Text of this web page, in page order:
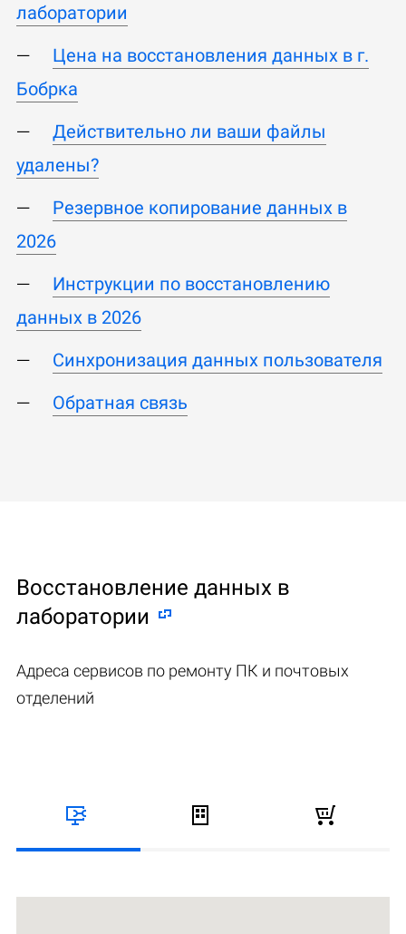
лаборатории
Цена на восстановления данных в г.
Бобрка
Действительно ли ваши файлы
удалены?
Резервное копирование данных в
2026
Инструкции по восстановлению
данных в 2026
Синхронизация данных пользователя
Обратная связь
Восстановление данных в
лаборатории
Адреса сервисов по ремонту ПК и почтовых
отделений